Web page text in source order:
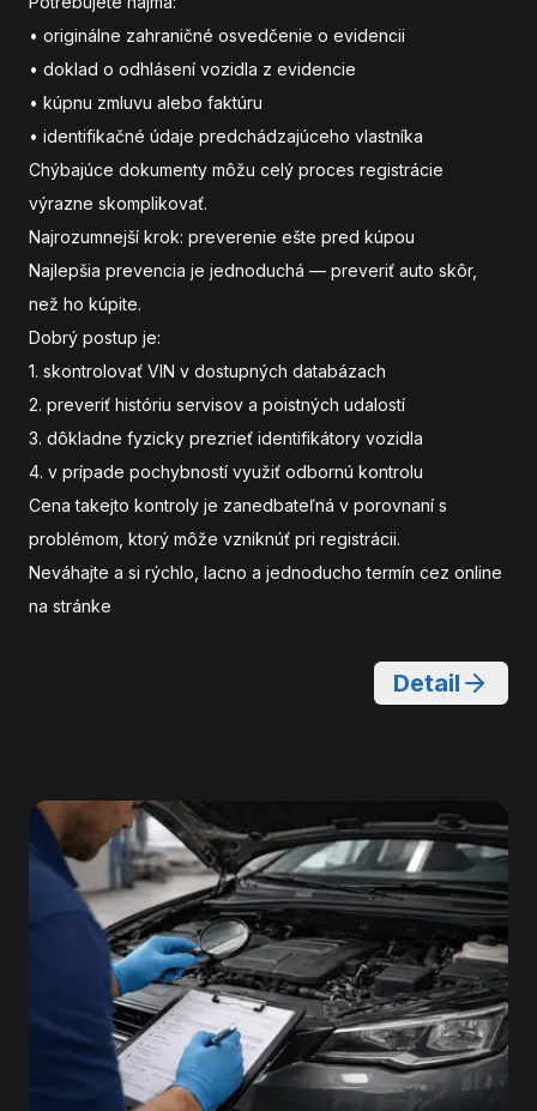
• originálne zahraničné osvedčenie o evidencii
• doklad o odhlásení vozidla z evidencie
• kúpnu zmluvu alebo faktúru
• identifikačné údaje predchádzajúceho vlastníka
Chýbajúce dokumenty môžu celý proces registrácie
výrazne skomplikovať.
Najrozumnejší krok: preverenie ešte pred kúpou
Najlepšia prevencia je jednoduchá — preveriť auto skôr,
než ho kúpite.
Dobrý postup je:
1. skontrolovať VIN v dostupných databázach
2. preveriť históriu servisov a poistných udalostí
3. dôkladne fyzicky prezrieť identifikátory vozidla
4. v prípade pochybností využiť odbornú kontrolu
Cena takejto kontroly je zanedbateľná v porovnaní s
problémom, ktorý môže vzniknúť pri registrácii.
Neváhajte a si rýchlo, lacno a jednoducho termín cez online
na stránke
Detail